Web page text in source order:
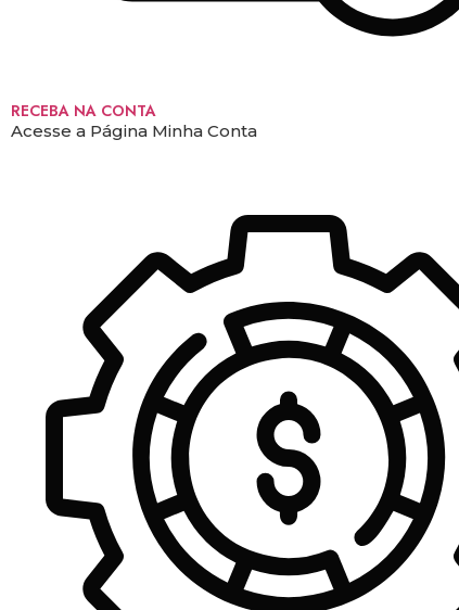
RECEBA NA CONTA
Acesse a Página Minha Conta